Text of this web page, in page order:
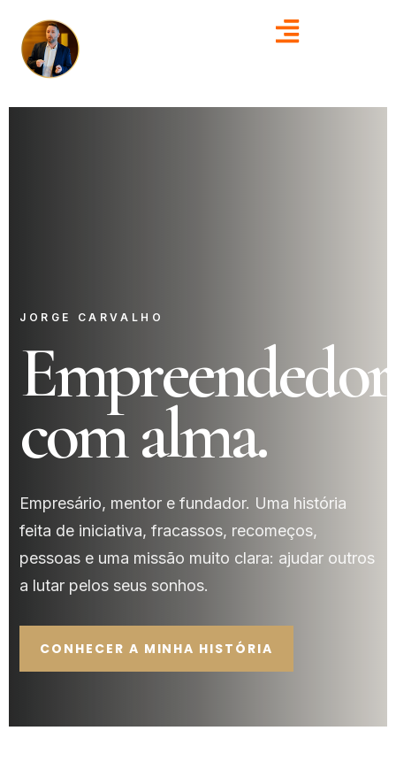
JORGE CARVALHO
com alma.
Empresário, mentor e fundador. Uma história
feita de iniciativa, fracassos, recomeços,
pessoas e uma missão muito clara: ajudar outros
a lutar pelos seus sonhos.
CONHECER A MINHA HISTÓRIA